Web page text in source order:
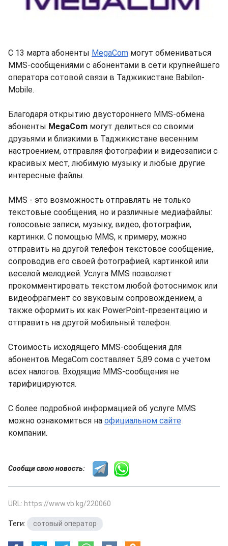
С 13 марта абоненты MegaCom могут обмениваться
MMS-сообщениями с абонентами в сети крупнейшего
оператора сотовой связи в Таджикистане Babilon-
Mobile.
Благодаря открытию двустороннего MMS-обмена
абоненты MegaCom могут делиться со своими
друзьями и близкими в Таджикистане весенним
настроением, отправляя фотографии и видеозаписи с
красивых мест, любимую музыку и любые другие
интересные файлы.
MMS - это возможность отправлять не только
текстовые сообщения, но и различные медиафайлы:
голосовые записи, музыку, видео, фотографии,
картинки. С помощью MMS, к примеру, можно
отправить на другой телефон текстовое сообщение,
сопроводив его своей фотографией, картинкой или
веселой мелодией. Услуга MMS позволяет
прокомментировать текстом любой фотоснимок или
видеофрагмент со звуковым сопровождением, а
также оформить их как PowerPoint-презентацию и
отправить на другой мобильный телефон.
Стоимость исходящего MMS-сообщения для
абонентов MegaCom составляет 5,89 сома с учетом
всех налогов. Входящие MMS-сообщения не
тарифицируются.
С более подробной информацией об услуге MMS
можно ознакомиться на официальном сайте
компании.
Сообщи свою новость:
URL: https://www.vb.kg/220060
Теги: сотовый оператор